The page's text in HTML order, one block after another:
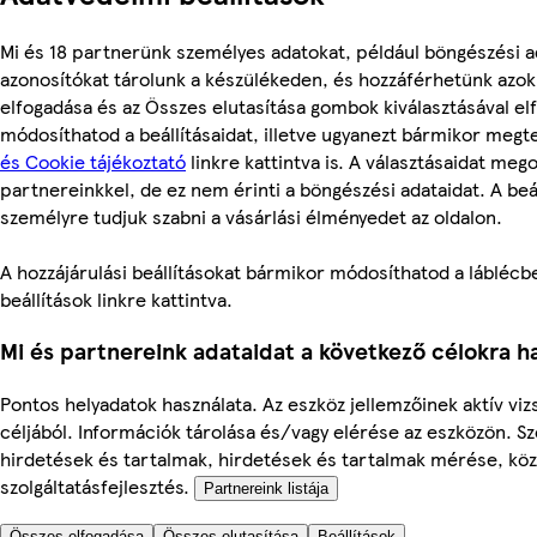
Mi és 18 partnerünk személyes adatokat, például böngészési
azonosítókat tárolunk a készülékeden, és hozzáférhetünk
elfogadása és az Összes elutasítása gombok kiválasztásával
módosíthatod a beállításaidat, illetve ugyanezt bármikor
és Cookie tájékoztató linkre kattintva is. A választásaidat
partnereinkkel, de ez nem érinti a böngészési adataidat. A
személyre tudjuk szabni a vásárlási élményedet az oldalon.
A hozzájárulási beállításokat bármikor módosíthatod a
beállítások linkre kattintva.
Mi és partnereink adataidat a következő célokra
Pontos helyadatok használata. Az eszköz jellemzőinek aktív
céljából. Információk tárolása és/vagy elérése az eszközön.
hirdetések és tartalmak, hirdetések és tartalmak mérése,
szolgáltatásfejlesztés.
Partnereink listája